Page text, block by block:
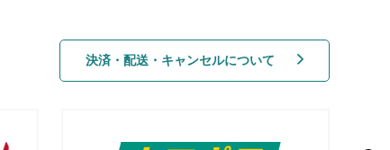
決済・配送・キャンセルについて